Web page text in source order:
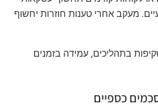
מעקב אחרי טענות חוזרות יחשוף
בתהליכים, עמידה בזמנים
כספיים